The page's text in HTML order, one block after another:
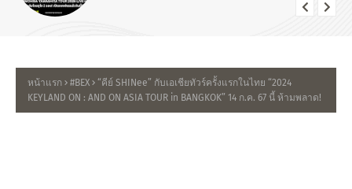
หน้าแรก #BEX
“คีย์ SHINee” กับเอเชียทัวร์ครั้งแรกในไทย “2024
KEYLAND ON : AND ON ASIA TOUR in BANGKOK” 14 ก.ค. 67 นี้ ห้ามพลาด!